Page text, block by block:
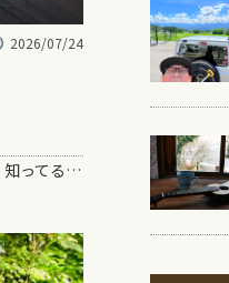
2026/07/24
「上善は水のごとし」って言葉、知ってる？？ ガズはこの言葉ちょっと勘違いして認識してた。。。ま、あとで。。。 …